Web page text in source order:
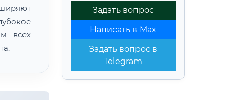
Задать вопрос
Написать в Max
Задать вопрос в
Telegram
всех